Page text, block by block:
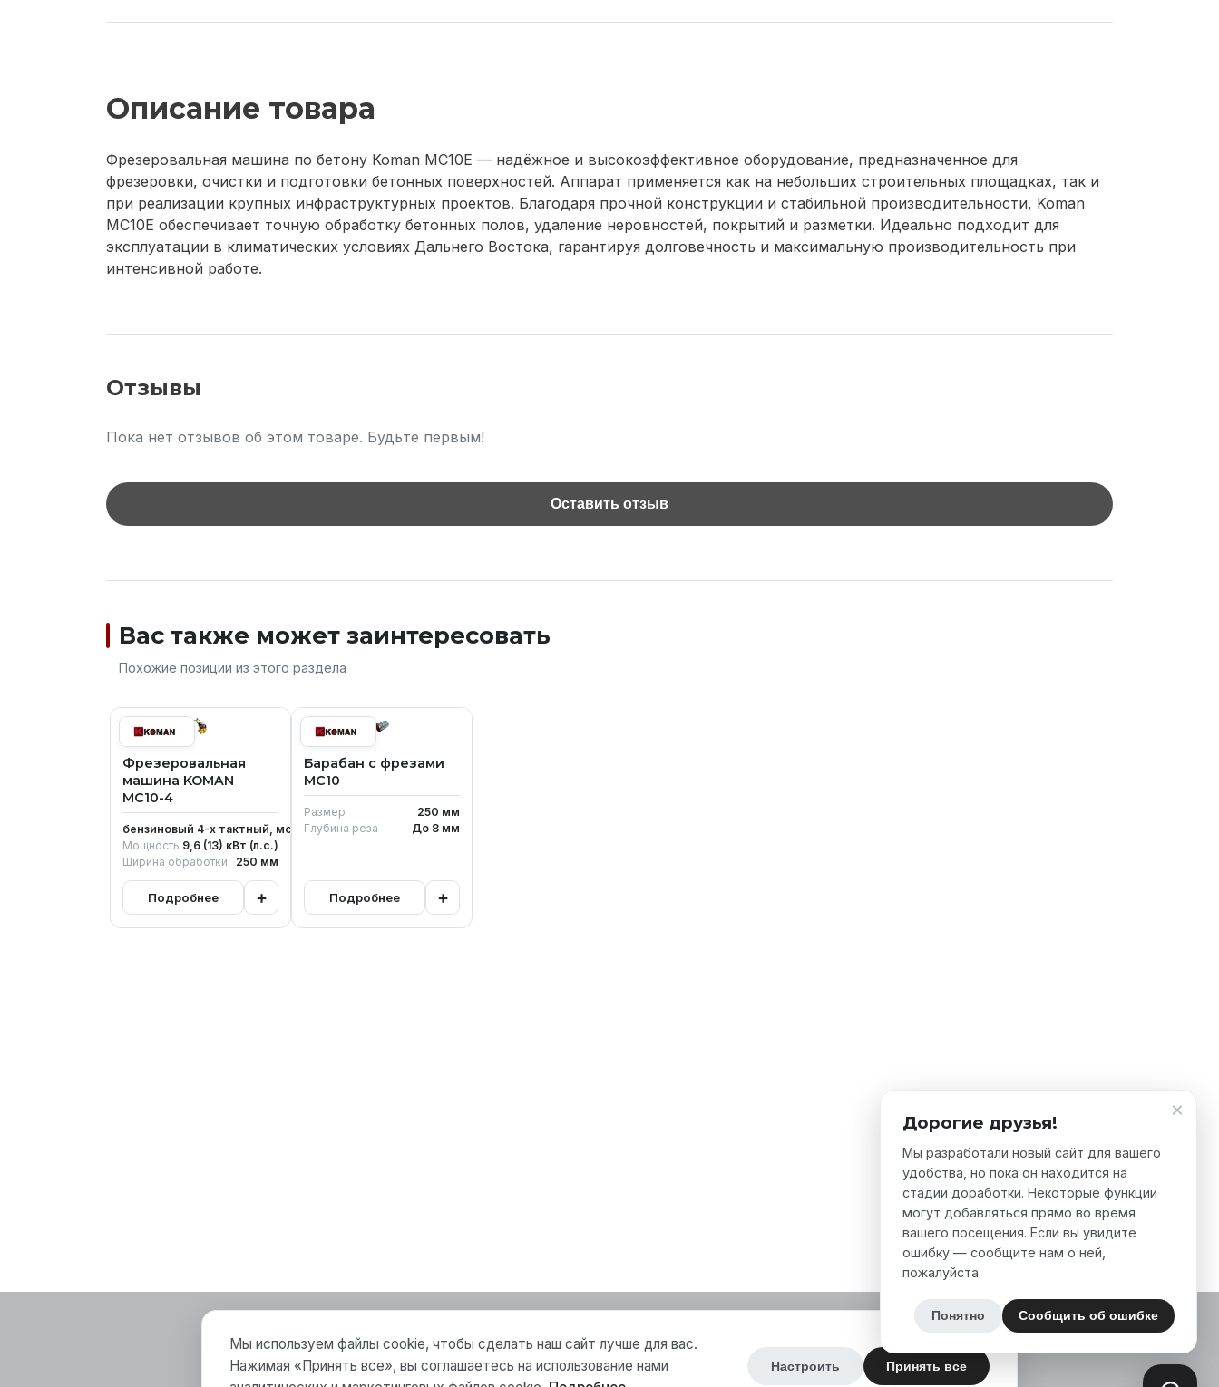
Описание товара
Фрезеровальная машина по бетону Koman MC10E — надёжное и высокоэффективное оборудование, предназначенное для
фрезеровки, очистки и подготовки бетонных поверхностей. Аппарат применяется как на небольших строительных площадках, так и
при реализации крупных инфраструктурных проектов. Благодаря прочной конструкции и стабильной производительности, Koman
MC10E обеспечивает точную обработку бетонных полов, удаление неровностей, покрытий и разметки. Идеально подходит для
эксплуатации в климатических условиях Дальнего Востока, гарантируя долговечность и максимальную производительность при
интенсивной работе.
Отзывы
Пока нет отзывов об этом товаре. Будьте первым!
Оставить отзыв
Вас также может заинтересовать
Похожие позиции из этого раздела
Фрезеровальная
машина KOMAN
MC10-4
Двигатель
бензиновый 4-х тактный, модель Honda GX390
Мощность 9,6 (13) кВт (л.с.)
Ширина обработки
250 мм
Подробнее +
Барабан с фрезами
MC10
Размер 250 мм
Глубина реза
До 8 мм
Подробнее +
Мы используем файлы cookie, чтобы сделать наш сайт лучше для вас.
Нажимая «Принять все», вы соглашаетесь на использование нами
Настроить Принять все
×
Дорогие друзья!
Мы разработали новый сайт для вашего
удобства, но пока он находится на
стадии доработки. Некоторые функции
могут добавляться прямо во время
вашего посещения. Если вы увидите
ошибку — сообщите нам о ней,
пожалуйста.
Понятно Сообщить об ошибке